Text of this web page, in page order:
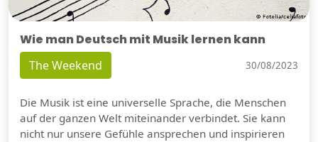
Wie man Deutsch mit Musik lernen kann
The Weekend 30/08/2023
Die Musik ist eine universelle Sprache, die Menschen
auf der ganzen Welt miteinander verbindet. Sie kann
nicht nur unsere Gefühle ansprechen und inspirieren